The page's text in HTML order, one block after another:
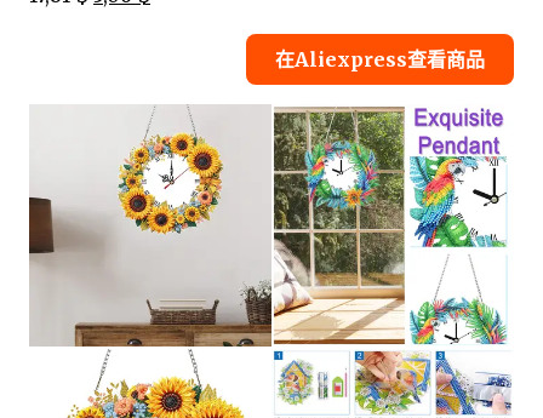
在Aliexpress查看商品